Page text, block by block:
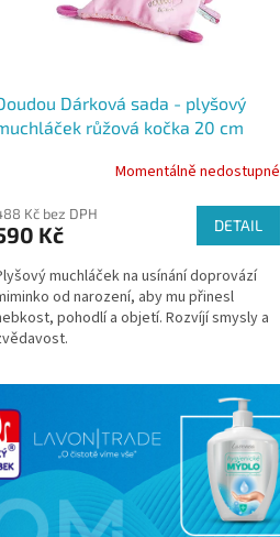
Dárková sada - plyšový
růžová kočka 20 cm
Momentálně nedostupné
Kč bez DPH
Kč DETAIL
muchláček na usínání doprovází
od narození, aby mu přinesl
pohodlí a objetí. Rozvíjí smysly a